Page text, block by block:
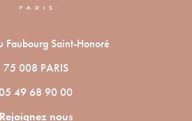
Faubourg Saint-Honoré
75 008 PARIS
49 68 90 00
Rejoignez nous